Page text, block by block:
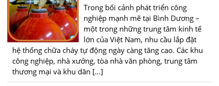
Trong bối cảnh phát triển công
nghiệp mạnh mẽ tại Bình Dương –
một trong những trung tâm kinh tế
lớn của Việt Nam, nhu cầu lắp đặt
hệ thống chữa cháy tự động ngày càng tăng cao. Các khu
công nghiệp, nhà xưởng, tòa nhà văn phòng, trung tâm
thương mại và khu dân […]